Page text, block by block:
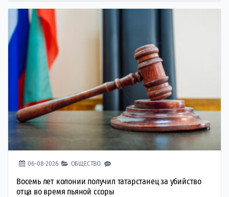
06-08-2026 ОБЩЕСТВО
Восемь лет колонии получил татарстанец за убийство
отца во время пьяной ссоры